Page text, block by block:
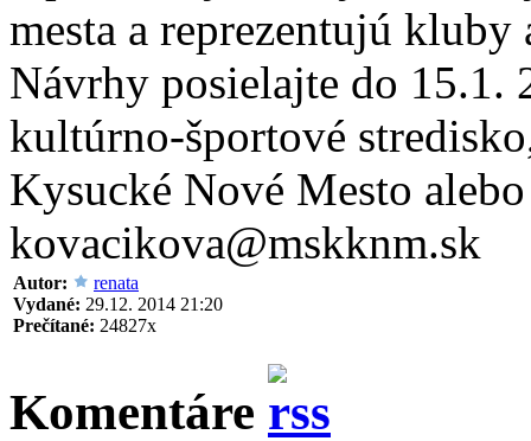
mesta a reprezentujú
Návrhy posielajte do 15.1.
kultúrno-športové
Kysucké Nové Mesto
kovacikova@mskknm.sk
Autor:
renata
Vydané: 29.12. 2014 21:20
Prečítané: 24827x
Komentáre